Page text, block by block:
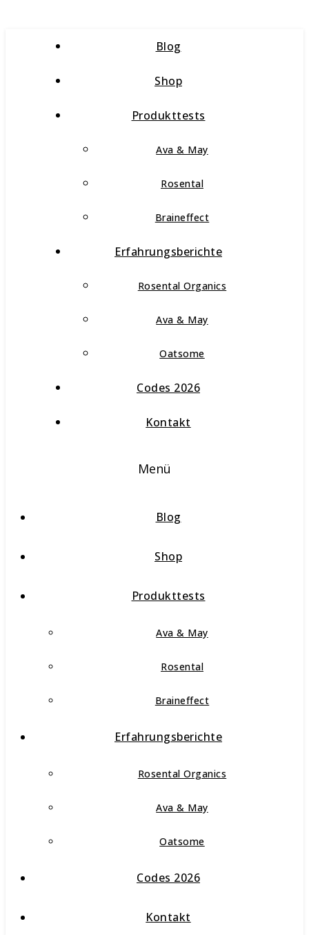
Blog
Shop
Produkttests
Ava & May
Rosental
Braineffect
Erfahrungsberichte
Rosental Organics
Ava & May
Oatsome
Codes 2026
Kontakt
Menü
Blog
Shop
Produkttests
Ava & May
Rosental
Braineffect
Erfahrungsberichte
Rosental Organics
Ava & May
Oatsome
Codes 2026
Kontakt